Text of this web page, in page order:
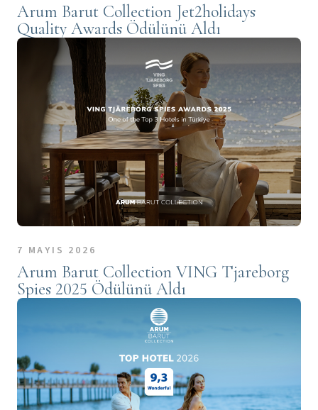
Arum Barut Collection Jet2holidays
Quality Awards Ödülünü Aldı
7 MAYIS 2026
Arum Barut Collection VING Tjareborg
Spies 2025 Ödülünü Aldı